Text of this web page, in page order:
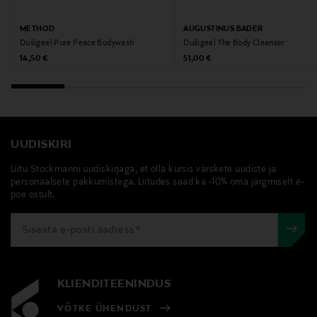
BELGIA
Valmistaja tootenumber
4006258
Tootja
Eettinen Luksus oy
Tootja aadress
Vilhonvuorenkatu 12, 00500 Helsinki, Finland
Digitaalne aadress
Märksõnad
method, kehaseep, kehapuhastus, daily zen bodywash
METHOD
Dušigeel Pure Peace Bodywash
Original Price
14,50 €
AUGUSTINUS BADER
Dušigeel The Body Cleanser
Original Price
51,00 €
UUDISKIRI
Liitu Stockmanni uudiskirjaga, et olla kursis värskete uudiste ja
personaalsete pakkumistega. Liitudes saad ka -10% oma järgmiselt e-
poe ostult.
KLIENDITEENINDUS
VÕTKE ÜHENDUST